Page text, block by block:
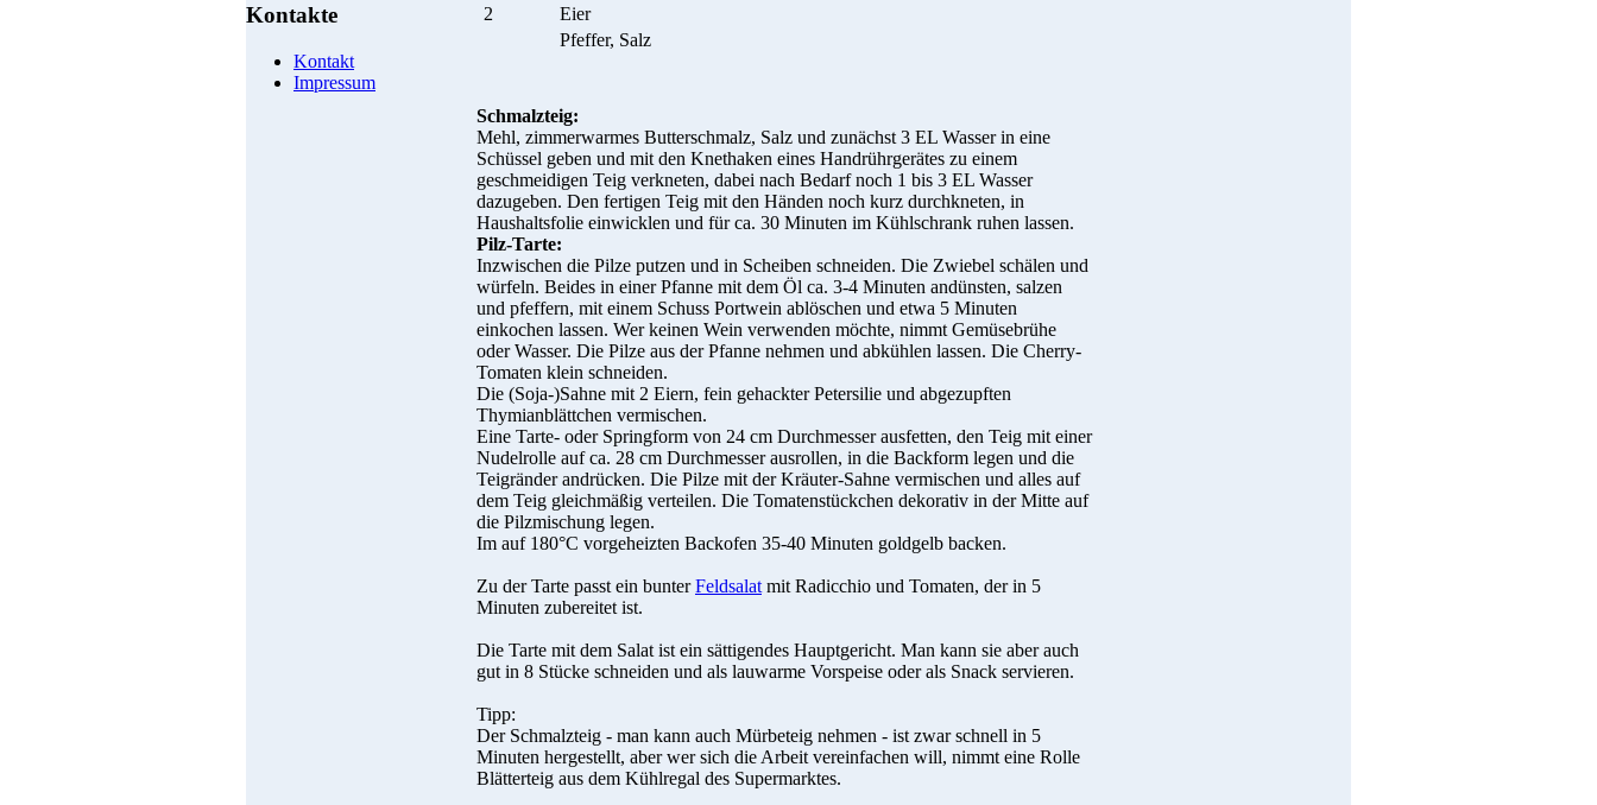
Kontakte
Kontakt
Impressum
2
Eier
Pfeffer, Salz
Schmalzteig:
Mehl, zimmerwarmes Butterschmalz, Salz und zunächst 3 EL Wasser in eine
Schüssel geben und mit den Knethaken eines Handrührgerätes zu einem
geschmeidigen Teig verkneten, dabei nach Bedarf noch 1 bis 3 EL Wasser
dazugeben. Den fertigen Teig mit den Händen noch kurz durchkneten, in
Haushaltsfolie einwicklen und für ca. 30 Minuten im Kühlschrank ruhen lassen.
Pilz-Tarte:
Inzwischen die Pilze putzen und in Scheiben schneiden. Die Zwiebel schälen und
würfeln. Beides in einer Pfanne mit dem Öl ca. 3-4 Minuten andünsten, salzen
und pfeffern, mit einem Schuss Portwein ablöschen und etwa 5 Minuten
einkochen lassen. Wer keinen Wein verwenden möchte, nimmt Gemüsebrühe
oder Wasser. Die Pilze aus der Pfanne nehmen und abkühlen lassen. Die Cherry-
Tomaten klein schneiden.
Die (Soja-)Sahne mit 2 Eiern, fein gehackter Petersilie und abgezupften
Thymianblättchen vermischen.
Eine Tarte- oder Springform von 24 cm Durchmesser ausfetten, den Teig mit einer
Nudelrolle auf ca. 28 cm Durchmesser ausrollen, in die Backform legen und die
Teigränder andrücken. Die Pilze mit der Kräuter-Sahne vermischen und alles auf
dem Teig gleichmäßig verteilen. Die Tomatenstückchen dekorativ in der Mitte auf
die Pilzmischung legen.
Im auf 180°C vorgeheizten Backofen 35-40 Minuten goldgelb backen.
Zu der Tarte passt ein bunterFeldsalat mit Radicchio und Tomaten, der in 5
Minuten zubereitet ist.
Die Tarte mit dem Salat ist ein sättigendes Hauptgericht. Man kann sie aber auch
gut in 8 Stücke schneiden und als lauwarme Vorspeise oder als Snack servieren.
Tipp:
Der Schmalzteig - man kann auch Mürbeteig nehmen - ist zwar schnell in 5
Minuten hergestellt, aber wer sich die Arbeit vereinfachen will, nimmt eine Rolle
Blätterteig aus dem Kühlregal des Supermarktes.